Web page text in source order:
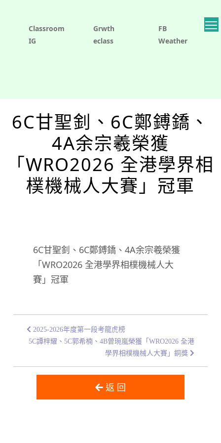
Classroom Grwth
FB
IG
eclass Weather
6C甘聖釗、6C鄭鎛鐈、
4A余宗羲榮獲
「WRO2026 全港學界相
樸機械人大賽」冠軍
6C甘聖釗、6C鄭鎛鐈、4A余宗羲榮獲
「WRO2026 全港學界相樸機械人大
賽」冠軍
2025-2026年度第一段考龍虎榜
5C譚梓耀、5C郭希楠、4B曾琬嵐榮獲「WRO2026 全港
學界相樸機械人大賽」銅獎
返 回